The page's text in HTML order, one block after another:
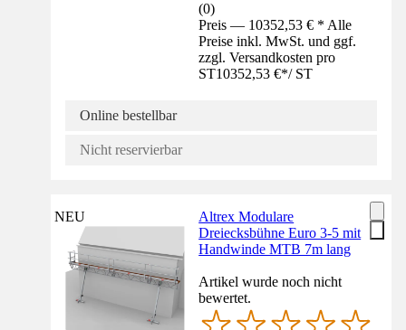
(0)
Preis — 10352,53 € * Alle
Preise inkl. MwSt. und ggf.
zzgl. Versandkosten pro
ST10352,53 €*/ ST
Online bestellbar
Nicht reservierbar
NEU
Altrex Modulare
Dreiecksbühne Euro 3-5 mit
Handwinde MTB 7m lang
Artikel wurde noch nicht
bewertet.